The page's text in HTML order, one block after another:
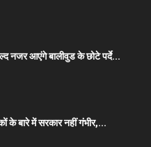
नजर आएंगे बालीवुड के छोटे पर्दे...
के बारे में सरकार नहीं गंभीर,...